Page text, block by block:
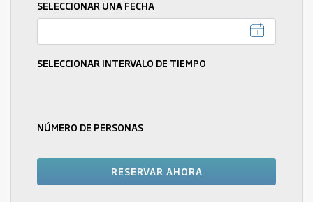
SELECCIONAR UNA FECHA
SELECCIONAR INTERVALO DE TIEMPO
NÚMERO DE PERSONAS